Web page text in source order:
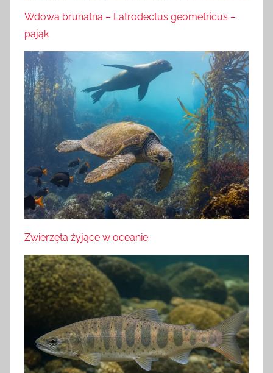
Wdowa brunatna – Latrodectus geometricus –
pająk
Zwierzęta żyjące w oceanie